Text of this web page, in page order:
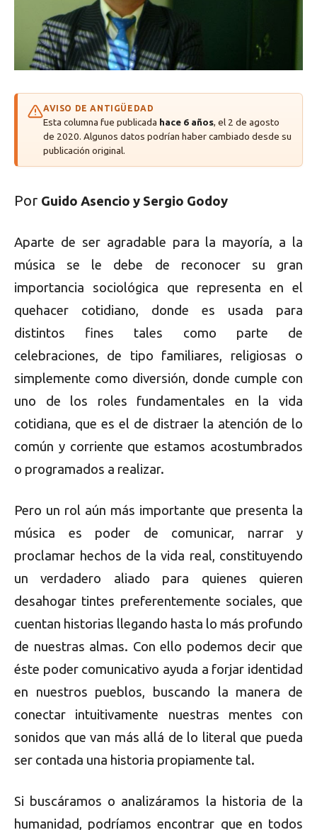
AVISO DE ANTIGÜEDAD
Esta columna fue publicada hace 6 años, el 2 de agosto
de 2020. Algunos datos podrían haber cambiado desde su
publicación original.
Por Guido Asencio y Sergio Godoy
Aparte de ser agradable para la mayoría, a la
música se le debe de reconocer su gran
importancia sociológica que representa en el
quehacer cotidiano, donde es usada para
distintos fines tales como parte de
celebraciones, de tipo familiares, religiosas o
simplemente como diversión, donde cumple con
uno de los roles fundamentales en la vida
cotidiana, que es el de distraer la atención de lo
común y corriente que estamos acostumbrados
o programados a realizar.
Pero un rol aún más importante que presenta la
música es poder de comunicar, narrar y
proclamar hechos de la vida real, constituyendo
un verdadero aliado para quienes quieren
desahogar tintes preferentemente sociales, que
cuentan historias llegando hasta lo más profundo
de nuestras almas. Con ello podemos decir que
éste poder comunicativo ayuda a forjar identidad
en nuestros pueblos, buscando la manera de
conectar intuitivamente nuestras mentes con
sonidos que van más allá de lo literal que pueda
ser contada una historia propiamente tal.
Si buscáramos o analizáramos la historia de la
humanidad, podríamos encontrar que en todos